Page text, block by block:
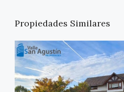
Propiedades Similares